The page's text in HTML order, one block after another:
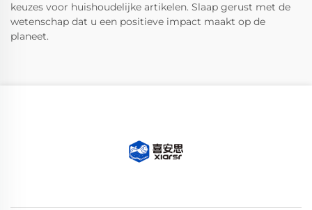
keuzes voor huishoudelijke artikelen. Slaap gerust met de
wetenschap dat u een positieve impact maakt op de
planeet.